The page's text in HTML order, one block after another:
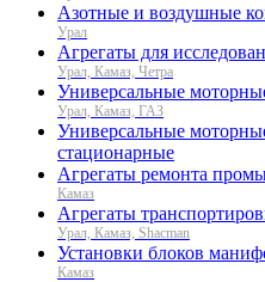
Азотные и воздушные
Урал
Агрегаты для
Урал, Камаз, Четра
Универсальные
Урал, Камаз, ГАЗ
Универсальные
стационарные
Агрегаты ремонта
Камаз
Агрегаты
Урал, Камаз, Shacman
Установки блоков
Камаз